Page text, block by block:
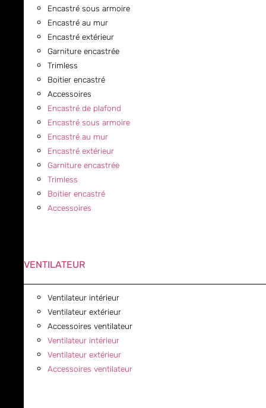
Encastré sous armoire
Encastré au mur
Encastré extérieur
Garniture encastrée
Trimless
Boitier encastré
Accessoires
Encastré de plafond
Encastré sous armoire
Encastré au mur
Encastré extérieur
Garniture encastrée
Trimless
Boitier encastré
Accessoires
VENTILATEUR
Ventilateur intérieur
Ventilateur extérieur
Accessoires ventilateur
Ventilateur intérieur
Ventilateur extérieur
Accessoires ventilateur